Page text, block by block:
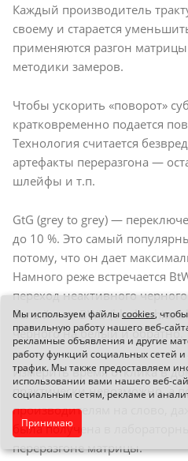
Мы используем файлыcookies,
правильную работу нашего веб-
рекламные объявления и другие
работу функций социальных сетей
трафик. Мы также предоставляем
использовании вами нашего веб-
социальным сетям, рекламе и
Принимаю
Каждый производитель
своему и старается
применяются разгон
методики замеров.
Чтобы ускорить «поворот»
кратковременно подается
Технология считается
артефакты переразгона —
шлейфы и т.п.
GtG (grey to grey) —
до 10 %. Это самый
потому, что он дает
Намного реже встречается
переход неактивного
белый — и BWB (black-white-
черного на белый и обратно.
Измерить время отклика в
практически невозможно, а
производителям на слово,
была получена в
переразгоне матрицы.